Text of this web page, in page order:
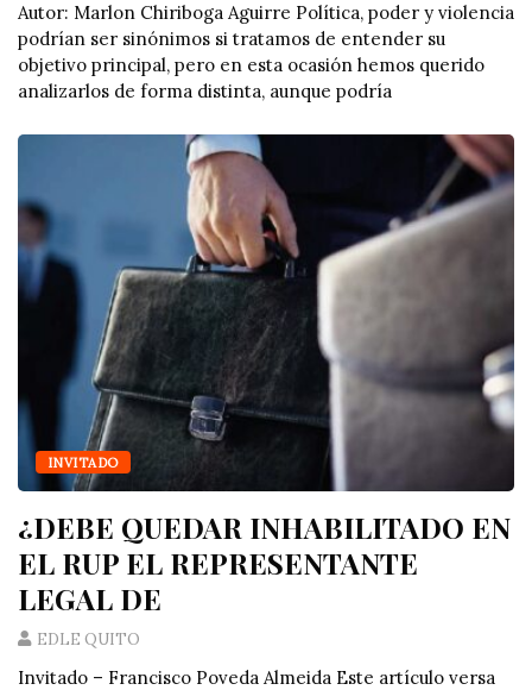
Autor: Marlon Chiriboga Aguirre Política, poder y violencia
podrían ser sinónimos si tratamos de entender su
objetivo principal, pero en esta ocasión hemos querido
analizarlos de forma distinta, aunque podría
INVITADO
¿DEBE QUEDAR INHABILITADO EN
EL RUP EL REPRESENTANTE
LEGAL DE
EDLE QUITO
Invitado – Francisco Poveda Almeida Este artículo versa